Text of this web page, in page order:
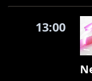
13:00